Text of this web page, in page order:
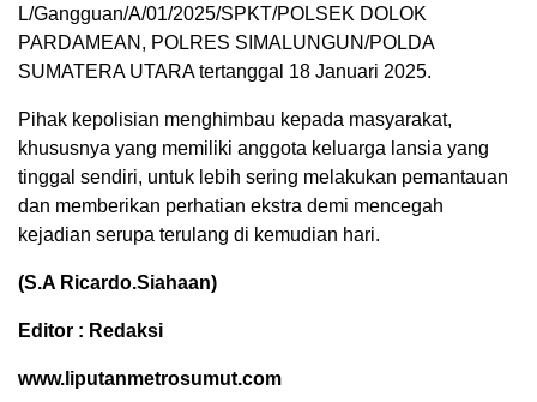
L/Gangguan/A/01/2025/SPKT/POLSEK DOLOK
PARDAMEAN, POLRES SIMALUNGUN/POLDA
SUMATERA UTARA tertanggal 18 Januari 2025.
Pihak kepolisian menghimbau kepada masyarakat,
khususnya yang memiliki anggota keluarga lansia yang
tinggal sendiri, untuk lebih sering melakukan pemantauan
dan memberikan perhatian ekstra demi mencegah
kejadian serupa terulang di kemudian hari.
(S.A Ricardo.Siahaan)
Editor : Redaksi
www.liputanmetrosumut.com